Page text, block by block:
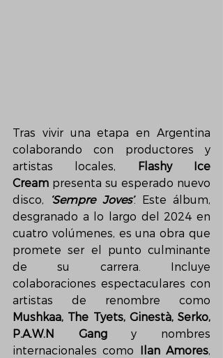
Tras vivir una etapa en Argentina
colaborando con productores y
artistas locales,
Flashy Ice
Cream presenta su esperado nuevo
disco,
‘Sempre Joves’. Este álbum,
desgranado a lo largo del 2024 en
cuatro volúmenes, es una obra que
promete ser el punto culminante
de su carrera. Incluye
colaboraciones espectaculares con
Mushkaa, The Tyets, Ginestà, Serko,
P.A.W.N Gang y nombres
internacionales como
Ilan Amores,